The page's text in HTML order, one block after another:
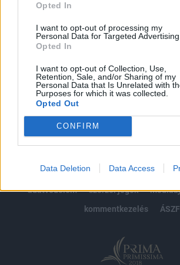
Opted In
I want to opt-out of processing my
Personal Data for Targeted Advertising.
Opted In
I want to opt-out of Collection, Use,
Retention, Sale, and/or Sharing of my
Personal Data that Is Unrelated with
Purposes for which it was collected.
Opted Out
CONFIRM
Data Deletion Data Access
impresszum
jogi nyilatkozat
adatvédelem
szerzői jogok
kommentkezelés
ÁSZF